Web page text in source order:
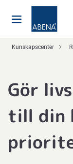
Kunskapscenter
Gör
till din